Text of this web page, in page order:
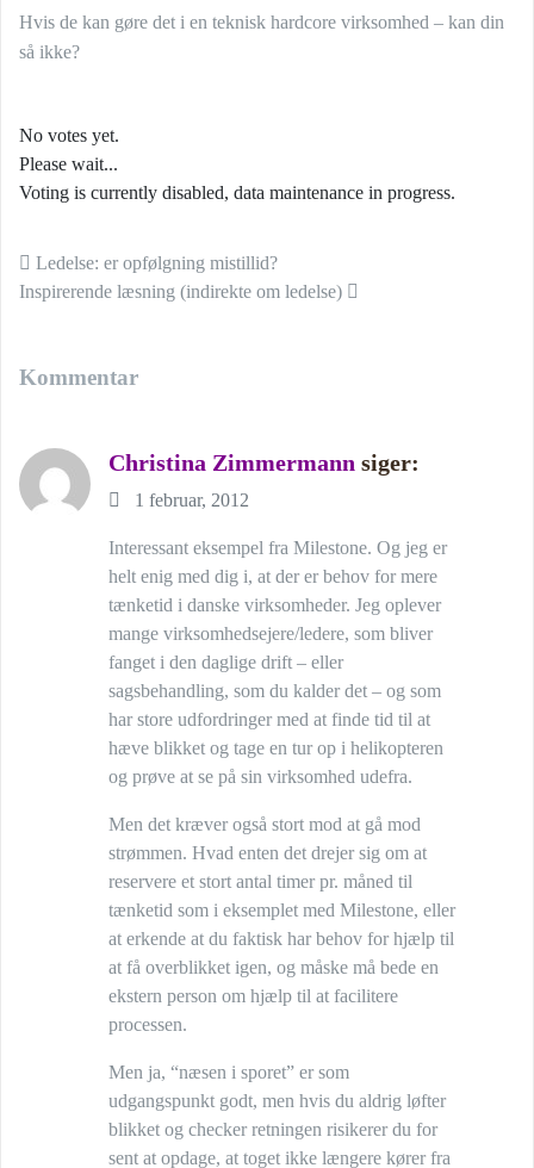
Hvis de kan gøre det i en teknisk hardcore virksomhed – kan din
så ikke?
No votes yet.
Please wait...
Voting is currently disabled, data maintenance in progress.
Indlæg navigation
Ledelse: er opfølgning mistillid?
Inspirerende læsning (indirekte om ledelse)
Kommentar
Christina Zimmermann siger:
1 februar, 2012
Interessant eksempel fra Milestone. Og jeg er
helt enig med dig i, at der er behov for mere
tænketid i danske virksomheder. Jeg oplever
mange virksomhedsejere/ledere, som bliver
fanget i den daglige drift – eller
sagsbehandling, som du kalder det – og som
har store udfordringer med at finde tid til at
hæve blikket og tage en tur op i helikopteren
og prøve at se på sin virksomhed udefra.
Men det kræver også stort mod at gå mod
strømmen. Hvad enten det drejer sig om at
reservere et stort antal timer pr. måned til
tænketid som i eksemplet med Milestone, eller
at erkende at du faktisk har behov for hjælp til
at få overblikket igen, og måske må bede en
ekstern person om hjælp til at facilitere
processen.
Men ja, “næsen i sporet” er som
udgangspunkt godt, men hvis du aldrig løfter
blikket og checker retningen risikerer du for
sent at opdage, at toget ikke længere kører fra